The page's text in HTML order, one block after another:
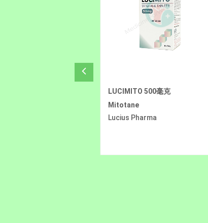
LuciRes 100毫克 / 60毫克 / 80毫
克
Resmetirom